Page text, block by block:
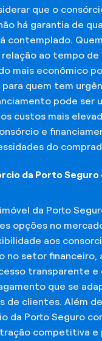
que o
há garantia de
contemplado.
ao tempo de
mais econômico
para quem tem
pode ser
custos mais
e
do
da Porto Seguro
da Porto
opções no
aos
no setor financeiro,
transparente e
que se
de clientes. Além
da Porto Seguro
competitiva e